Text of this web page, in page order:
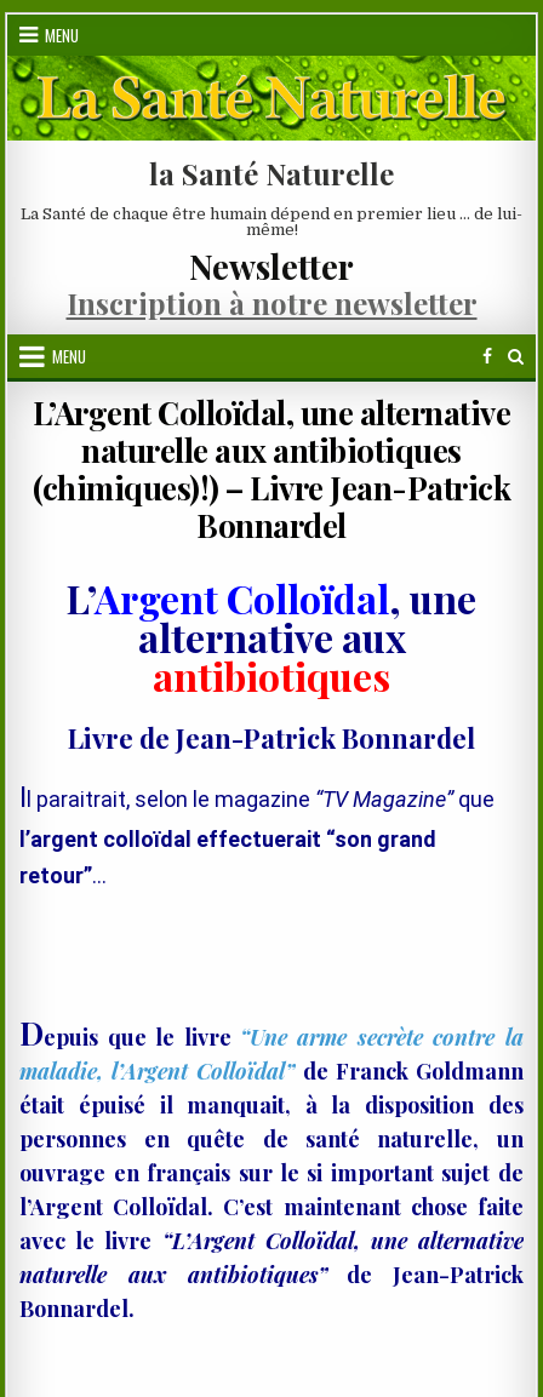
Skip
content
MENU
la Santé Naturelle
La Santé de chaque être humain dépend en premier lieu … de lui-
même!
Newsletter
Inscription à notre newsletter
MENU
L’Argent Colloïdal, une alternative
naturelle aux antibiotiques
(chimiques)!) – Livre Jean-Patrick
Bonnardel
L’Argent Colloïdal, une
alternative aux
antibiotiques
Livre de Jean-Patrick Bonnardel
Il paraitrait, selon le magazine “TV Magazine”que
l’argent colloïdal effectuerait “son grand
retour”…
Depuis que le livre “Une arme secrète contre la
maladie, l’Argent Colloïdal”de Franck Goldmann
était épuisé il manquait, à la disposition des
personnes en quête de santé naturelle, un
ouvrage en français sur le si important sujet de
l’Argent Colloïdal. C’est maintenant chose faite
avec le livre “L’Argent Colloïdal, une alternative
naturelle aux antibiotiques”de Jean-Patrick
Bonnardel.